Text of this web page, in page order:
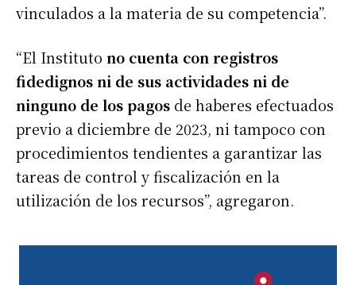
vinculados a la materia de su competencia”.
“El Instituto no cuenta con registros
fidedignos ni de sus actividades ni de
ninguno de los pagos de haberes efectuados
previo a diciembre de 2023, ni tampoco con
procedimientos tendientes a garantizar las
tareas de control y fiscalización en la
utilización de los recursos”, agregaron.